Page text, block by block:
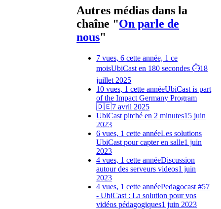
Autres médias dans la
chaîne "On parle de
nous"
7 vues, 6 cette année, 1 ce
moisUbiCast en 180 secondes ⏱️18
juillet 2025
10 vues, 1 cette annéeUbiCast is part
of the Impact Germany Program
🇩🇪7 avril 2025
UbiCast pitché en 2 minutes15 juin
2023
6 vues, 1 cette annéeLes solutions
UbiCast pour capter en salle1 juin
2023
4 vues, 1 cette annéeDiscussion
autour des serveurs videos1 juin
2023
4 vues, 1 cette annéePedagocast #57
- UbiCast : La solution pour vos
vidéos pédagogiques1 juin 2023